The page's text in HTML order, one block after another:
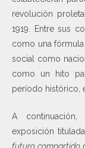
revolución
1919. Entre sus
como una
social como
como un hito
período histórico,
A continuación,
exposición
futuro compartido